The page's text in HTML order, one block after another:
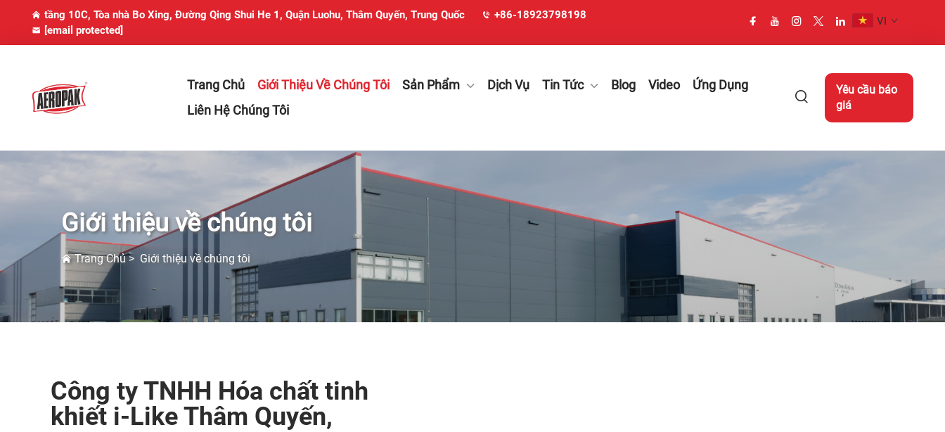
tầng 10C, Tòa nhà Bo Xing, Đường Qing Shui He 1, Quận Luohu, Thâm Quyến, Trung Quốc
+86-18923798198
[email protected]
VI
Trang Chủ Giới Thiệu Về Chúng Tôi Sản Phẩm Dịch Vụ Tin Tức Blog Video
Ứng Dụng
Liên Hệ Chúng Tôi
Yêu cầu báo
giá
Giới thiệu về chúng tôi
Trang Chủ> Giới thiệu về chúng tôi
Công ty TNHH Hóa chất tinh
khiết i-Like Thâm Quyến,